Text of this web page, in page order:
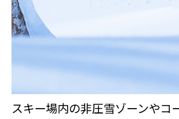
スキー場内の非圧雪ゾーンやコ